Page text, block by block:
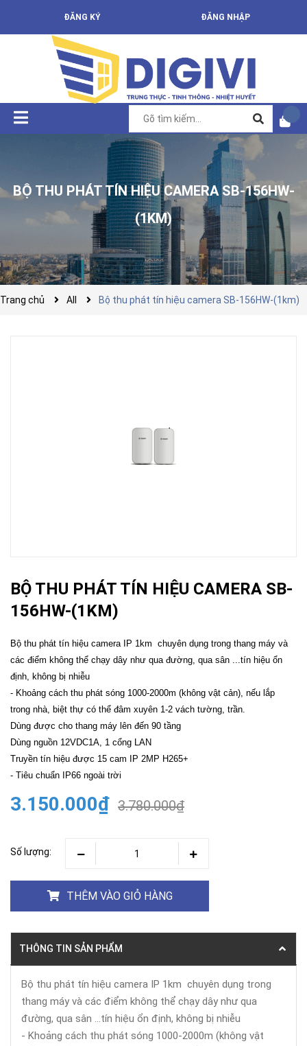
ĐĂNG KÝ ĐĂNG NHẬP
BỘ THU PHÁT TÍN HIỆU CAMERA SB-156HW-
(1KM)
Trang chủ All Bộ thu phát tín hiệu camera SB-156HW-(1km)
BỘ THU PHÁT TÍN HIỆU CAMERA SB-
156HW-(1KM)
Bộ thu phát tín hiệu camera IP 1km chuyên dụng trong thang máy và
các điểm không thể chạy dây như qua đường, qua sân ...tín hiệu ổn
định, không bị nhiễu
- Khoảng cách thu phát sóng 1000-2000m (không vật cản), nếu lắp
trong nhà, biệt thự có thể đâm xuyên 1-2 vách tường, trần.
Dùng được cho thang máy lên đến 90 tầng
Dùng nguồn 12VDC1A, 1 cổng LAN
Truyền tín hiệu được 15 cam IP 2MP H265+
- Tiêu chuẩn IP66 ngoài trời
3.150.000₫ 3.780.000₫
Số lượng:
THÊM VÀO GIỎ HÀNG
THÔNG TIN SẢN PHẨM
Bộ thu phát tín hiệu camera IP 1km chuyên dụng trong
thang máy và các điểm không thể chạy dây như qua
đường, qua sân ...tín hiệu ổn định, không bị nhiễu
- Khoảng cách thu phát sóng 1000-2000m (không vật